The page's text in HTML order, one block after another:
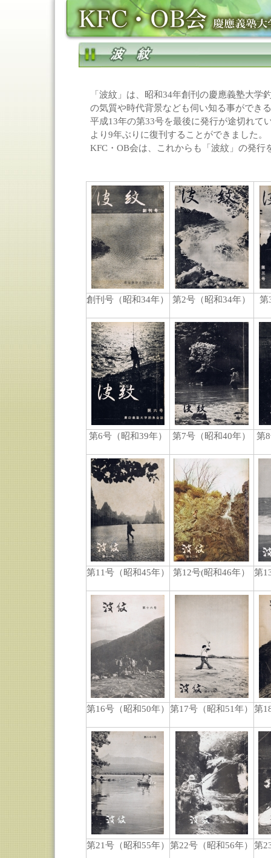
「波紋」は、昭和34年創刊の慶應義塾大
の気質や時代背景なども伺い知る事ができ
平成13年の第33号を最後に発行が途切れて
より9年ぶりに復刊することができました。
KFC・OB会は、これからも「波紋」の発行
創刊号（昭和34年） 第2号（昭和34年） 第
第6号（昭和39年） 第7号（昭和40年） 第
第11号（昭和45年） 第12号(昭和46年） 第
第16号（昭和50年） 第17号（昭和51年） 第
第21号（昭和55年） 第22号（昭和56年） 第